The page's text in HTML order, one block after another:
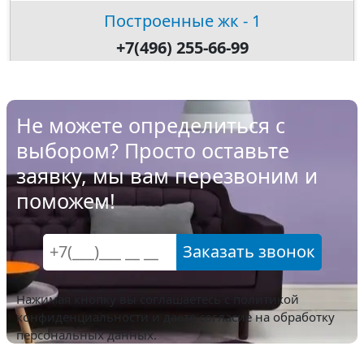
Построенные жк - 1
+7(496) 255-66-99
Не можете определиться с
выбором? Просто оставьте
заявку, мы вам перезвоним и
поможем!
Заказать звонок
Нажимая кнопку вы соглашаетесь с
политикой
конфиденциальности и даете согласие на обработку
персональных данных.